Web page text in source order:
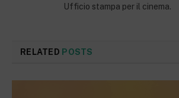
Ufficio stampa per il cinema.
RELATED POSTS